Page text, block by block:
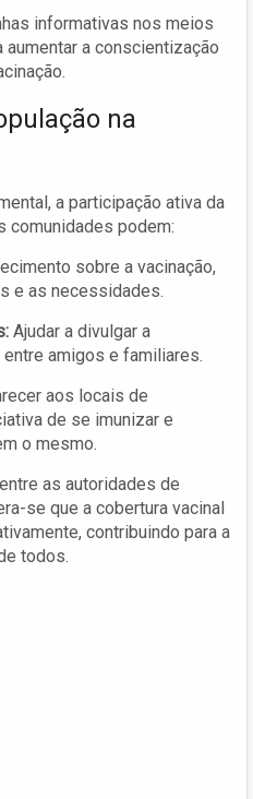
informativas nos meios
aumentar a conscientização
na
a participação ativa da
comunidades podem:
sobre a vacinação,
e as necessidades.
Ajudar a divulgar a
amigos e familiares.
aos locais de
de se imunizar e
o mesmo.
as autoridades de
se que a cobertura vacinal
contribuindo para a
todos.